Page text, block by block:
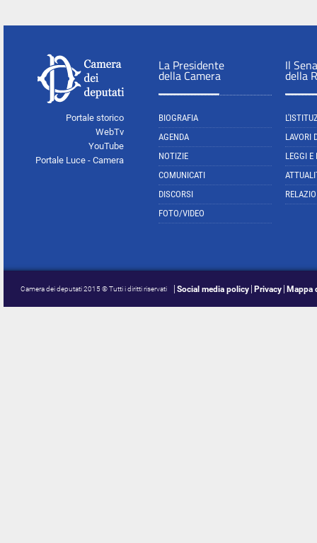
Portale storico
WebTv
YouTube
Portale Luce - Camera
La Presidente
della Camera
BIOGRAFIA
AGENDA
NOTIZIE
COMUNICATI
DISCORSI
FOTO/VIDEO
Il
della
LAVORI
LEGGI E
Camera dei deputati 2015 © Tutti i diritti riservati Social media policy Privacy Mappa